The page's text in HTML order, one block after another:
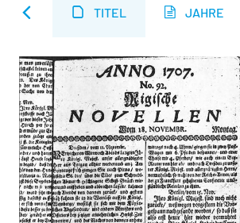
TITEL JAHRE